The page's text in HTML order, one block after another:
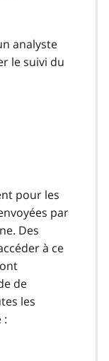
analyste
le suivi du
pour les
par
Des
à ce
de
les
: